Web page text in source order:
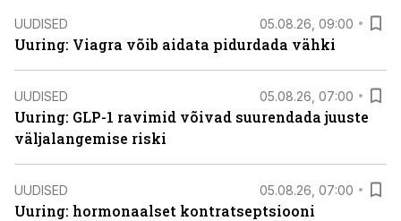
UUDISED 05.08.26, 09:00
Uuring: Viagra võib aidata pidurdada vähki
UUDISED 05.08.26, 07:00
Uuring: GLP-1 ravimid võivad suurendada juuste
väljalangemise riski
UUDISED 05.08.26, 07:00
Uuring: hormonaalset kontratseptsiooni